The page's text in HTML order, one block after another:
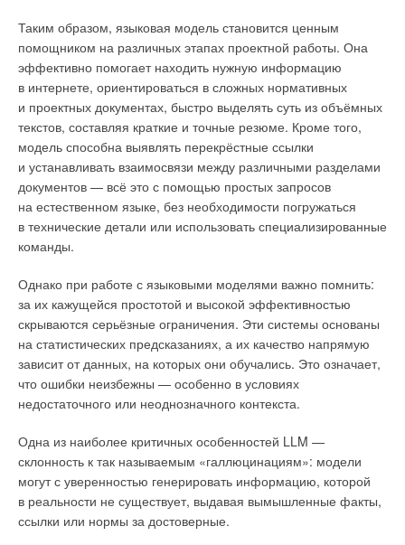
Таким образом, языковая модель становится ценным
помощником на различных этапах проектной работы. Она
эффективно помогает находить нужную информацию
в интернете, ориентироваться в сложных нормативных
и проектных документах, быстро выделять суть из объёмных
текстов, составляя краткие и точные резюме. Кроме того,
модель способна выявлять перекрёстные ссылки
и устанавливать взаимосвязи между различными разделами
документов — всё это с помощью простых запросов
на естественном языке, без необходимости погружаться
в технические детали или использовать специализированные
команды.
Однако при работе с языковыми моделями важно помнить:
за их кажущейся простотой и высокой эффективностью
скрываются серьёзные ограничения. Эти системы основаны
на статистических предсказаниях, а их качество напрямую
зависит от данных, на которых они обучались. Это означает,
что ошибки неизбежны — особенно в условиях
недостаточного или неоднозначного контекста.
Одна из наиболее критичных особенностей LLM —
склонность к так называемым «галлюцинациям»: модели
могут с уверенностью генерировать информацию, которой
в реальности не существует, выдавая вымышленные факты,
ссылки или нормы за достоверные.
Античный мельничный комплекс Барбегаль и его
приблизительная реконструкция
Комплекс, функционировавший со II по III века н.э., мог
хлебом от 10 тыс. до 40 тыс. жителей античного города Арля,
основанного финикийцами около 800 года до н.э., а затем
перешедшего к римлянам. Это было важное социально-
экономическое достижение, демонстрирующее способность
римлян интегрировать промышленные энергетические
решения в городские системы водоснабжения.
Особенно интригующим этапом исследования стало
изучение древнеримских терм (общественных бань)
императора Константина Великого (272–337 годы н.э.),
построенных по его приказу в Арле. Случайное открытие